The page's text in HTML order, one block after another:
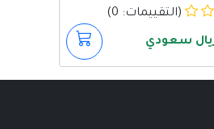
(التقييمات: 0)